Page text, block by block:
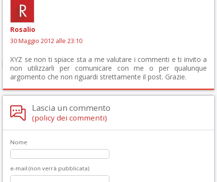
Rosalio
30 Maggio 2012 alle 23:10
XYZ se non ti spiace sta a me valutare i commenti e ti invito a
non utilizzarli per comunicare con me o per qualunque
argomento che non riguardi strettamente il post. Grazie.
Lascia un commento
(policy dei commenti)
Nome
e-mail (non verrà pubblicata)